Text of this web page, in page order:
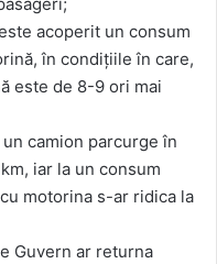
acoperit un consum
în condițiile în care,
este de 8-9 ori mai
camion parcurge în
iar la un consum
motorina s-ar ridica la
Guvern ar returna